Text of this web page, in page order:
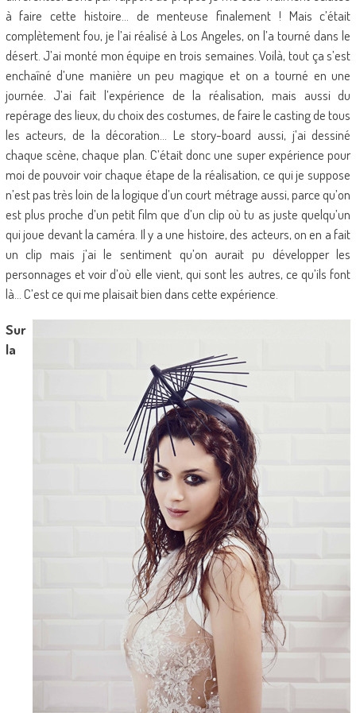
à faire cette histoire… de menteuse finalement ! Mais c’était
complètement fou, je l’ai réalisé à Los Angeles, on l’a tourné dans le
désert. J’ai monté mon équipe en trois semaines. Voilà, tout ça s’est
enchaîné d’une manière un peu magique et on a tourné en une
journée. J’ai fait l’expérience de la réalisation, mais aussi du
repérage des lieux, du choix des costumes, de faire le casting de tous
les acteurs, de la décoration… Le story-board aussi, j’ai dessiné
chaque scène, chaque plan. C’était donc une super expérience pour
moi de pouvoir voir chaque étape de la réalisation, ce qui je suppose
n’est pas très loin de la logique d’un court métrage aussi, parce qu’on
est plus proche d’un petit film que d’un clip où tu as juste quelqu’un
qui joue devant la caméra. Il y a une histoire, des acteurs, on en a fait
un clip mais j’ai le sentiment qu’on aurait pu développer les
personnages et voir d’où elle vient, qui sont les autres, ce qu’ils font
là… C’est ce qui me plaisait bien dans cette expérience.
Sur
la